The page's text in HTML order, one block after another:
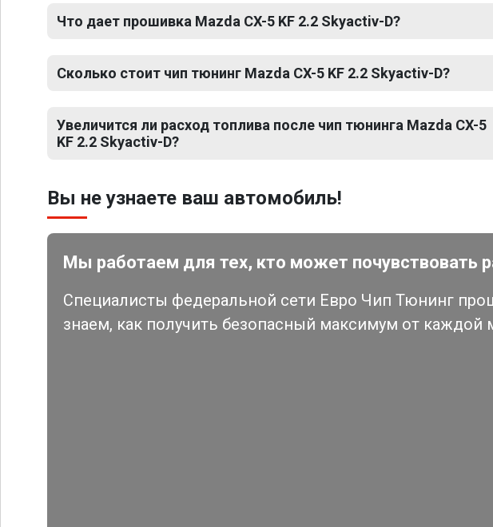
Что дает прошивка Mazda CX-5 KF 2.2 Skyactiv-D?
Сколько стоит чип тюнинг Mazda CX-5 KF 2.2 Skyactiv-D?
Увеличится ли расход топлива после чип тюнинга Mazda CX-5
KF 2.2 Skyactiv-D?
Вы не узнаете ваш автомобиль!
Мы работаем для тех, кто может почувствовать
Специалисты федеральной сети Евро Чип Тюнинг
знаем, как получить безопасный максимум от